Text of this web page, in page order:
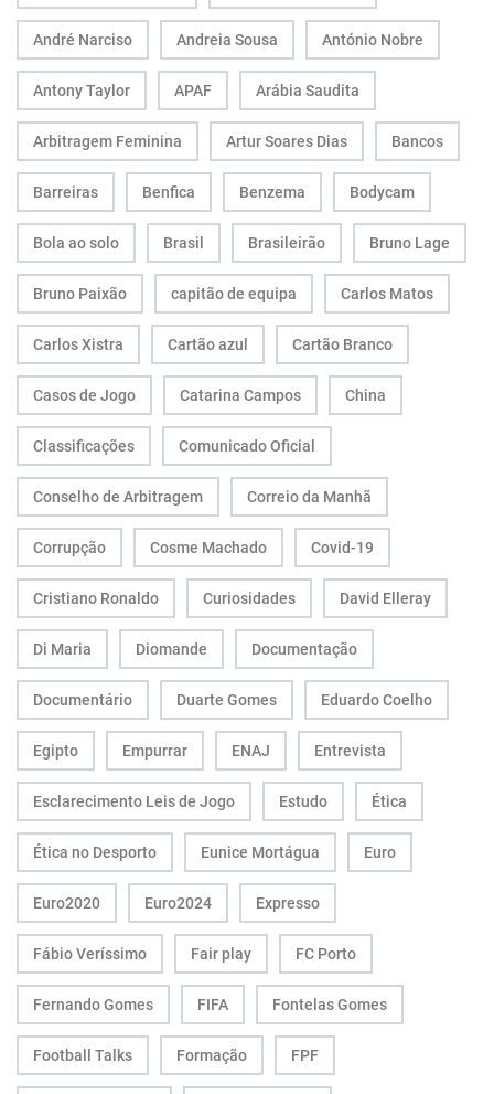
André Narciso Andreia Sousa António Nobre
Antony Taylor APAF Arábia Saudita
Arbitragem Feminina Artur Soares Dias Bancos
Barreiras Benfica Benzema Bodycam
Bola ao solo Brasil Brasileirão Bruno Lage
Bruno Paixão capitão de equipa Carlos Matos
Carlos Xistra Cartão azul Cartão Branco
Casos de Jogo Catarina Campos China
Classificações Comunicado Oficial
Conselho de Arbitragem Correio da Manhã
Corrupção Cosme Machado Covid-19
Cristiano Ronaldo Curiosidades David Elleray
Di Maria Diomande Documentação
Documentário Duarte Gomes Eduardo Coelho
Egipto Empurrar ENAJ Entrevista
Esclarecimento Leis de Jogo Estudo Ética
Ética no Desporto Eunice Mortágua Euro
Euro2020 Euro2024 Expresso
Fábio Veríssimo Fair play FC Porto
Fernando Gomes FIFA Fontelas Gomes
Football Talks Formação FPF